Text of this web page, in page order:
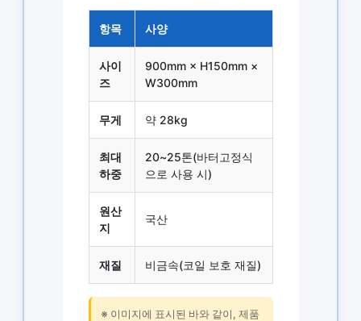
항목 사양
사이
즈
900mm × H150mm ×
W300mm
무게 약 28kg
최대
하중
20~25톤(바터고정식
으로 사용 시)
원산
지
국산
재질 비금속(코일 보호 재질)
※ 이미지에 표시된 바와 같이, 제품